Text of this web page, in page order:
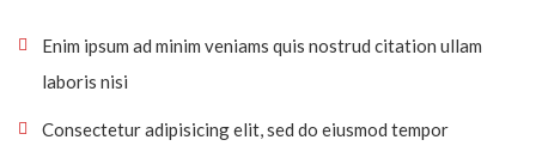
Enim ipsum ad minim veniams quis nostrud citation ullam
laboris nisi
Consectetur adipisicing elit, sed do eiusmod tempor